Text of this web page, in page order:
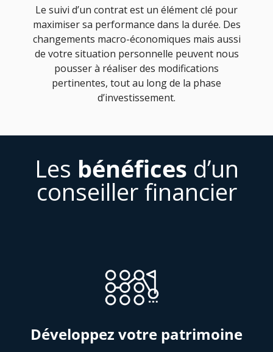
Le suivi d’un contrat est un élément clé pour
maximiser sa performance dans la durée. Des
changements macro-économiques mais aussi
de votre situation personnelle peuvent nous
pousser à réaliser des modifications
pertinentes, tout au long de la phase
d’investissement.
Les bénéfices d’un
conseiller financier
Développez votre patrimoine